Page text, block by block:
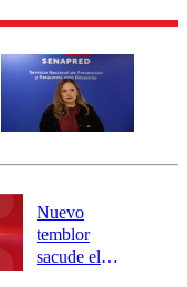
Nuevo
temblor
sacude el